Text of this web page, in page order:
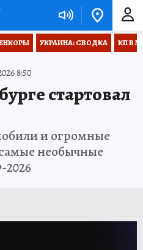
УКРАИНА: СВОДКА КП В
8:50
стартовал
и огромные
необычные